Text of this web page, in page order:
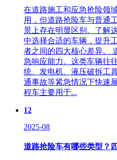
在道路施工和应急抢险领
用，但道路抢险车与普通
景上存在明显区别。了解
中选择合适的车辆，提升
者之间的四大核心差异。
急响应能力。这类车辆往
统、发电机、液压破拆工
通事故等紧急情况下快速
程车主要用于...
12
2025-08
道路抢险车有哪些类型？